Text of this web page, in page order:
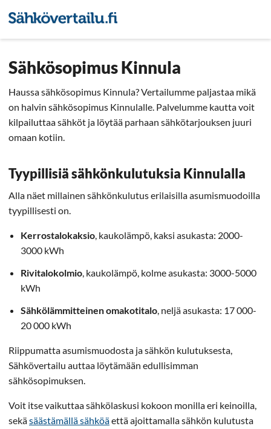
Sähkösopimus Kinnula
Haussa sähkösopimus Kinnula? Vertailumme paljastaa mikä
on halvin sähkösopimus Kinnulalle. Palvelumme kautta voit
kilpailuttaa sähköt ja löytää parhaan sähkötarjouksen juuri
omaan kotiin.
Tyypillisiä sähkönkulutuksia Kinnulalla
Alla näet millainen sähkönkulutus erilaisilla asumismuodoilla
tyypillisesti on.
Kerrostalokaksio, kaukolämpö, kaksi asukasta: 2000-
3000 kWh
Rivitalokolmio, kaukolämpö, kolme asukasta: 3000-5000
kWh
Sähkölämmitteinen omakotitalo, neljä asukasta: 17 000-
20 000 kWh
Riippumatta asumismuodosta ja sähkön kulutuksesta,
Sähkövertailu auttaa löytämään edullisimman
sähkösopimuksen.
Voit itse vaikuttaa sähkölaskusi kokoon monilla eri keinoilla,
sekäsäästämällä sähköäettä ajoittamalla sähkön kulutusta